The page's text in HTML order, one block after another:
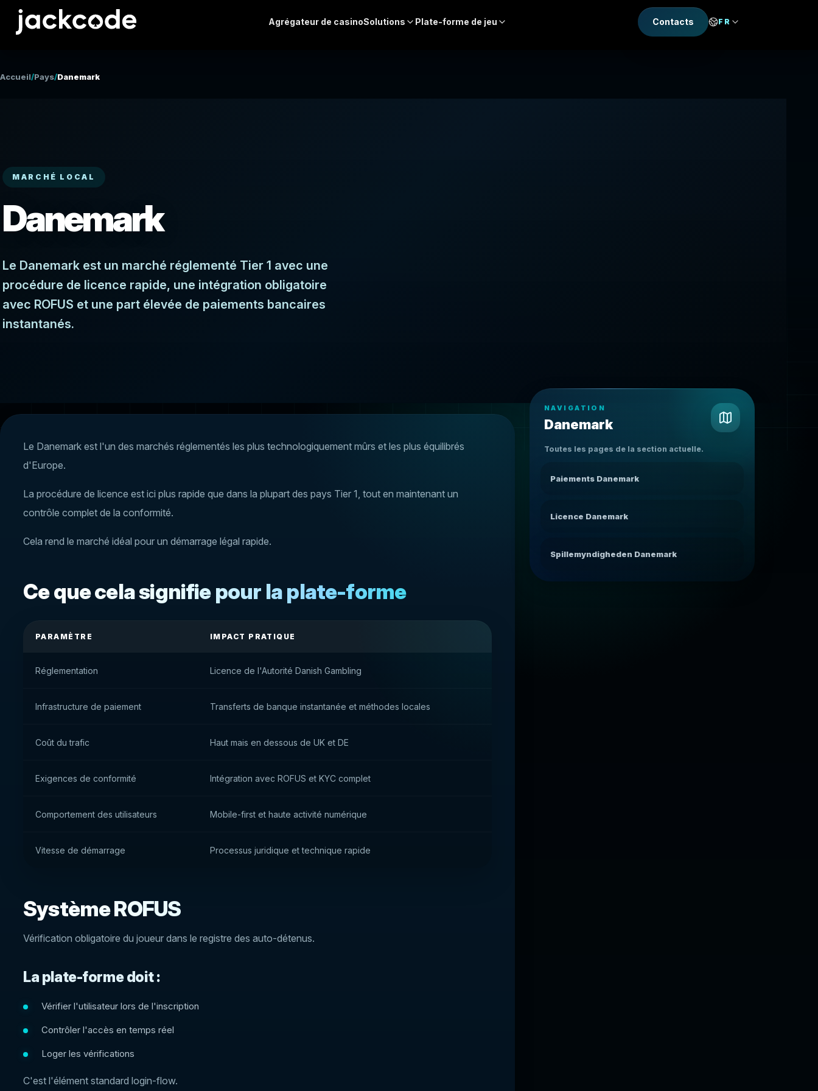
Agrégateur de casinoSolutions Plate-forme de jeu Contacts FR
Accueil/Pays/Danemark
MARCHÉ LOCAL
Danemark
Le Danemark est un marché réglementé Tier 1 avec une
procédure de licence rapide, une intégration obligatoire
avec ROFUS et une part élevée de paiements bancaires
instantanés.
Le Danemark est l'un des marchés réglementés les plus technologiquement mûrs et les plus équilibrés
d'Europe.
La procédure de licence est ici plus rapide que dans la plupart des pays Tier 1, tout en maintenant un
contrôle complet de la conformité.
Cela rend le marché idéal pour un démarrage légal rapide.
Ce que cela signifie pour la plate-forme
PARAMÈTRE IMPACT PRATIQUE
Réglementation Licence de l'Autorité Danish Gambling
Infrastructure de paiement Transferts de banque instantanée et méthodes locales
Coût du trafic Haut mais en dessous de UK et DE
Exigences de conformité Intégration avec ROFUS et KYC complet
Comportement des utilisateurs Mobile-first et haute activité numérique
Vitesse de démarrage Processus juridique et technique rapide
Système ROFUS
Vérification obligatoire du joueur dans le registre des auto-détenus.
La plate-forme doit :
Vérifier l'utilisateur lors de l'inscription
Contrôler l'accès en temps réel
Loger les vérifications
C'est l'élément standard login-flow.
NAVIGATION
Danemark
Toutes les pages de la section actuelle.
Paiements Danemark
Licence Danemark
Spillemyndigheden Danemark